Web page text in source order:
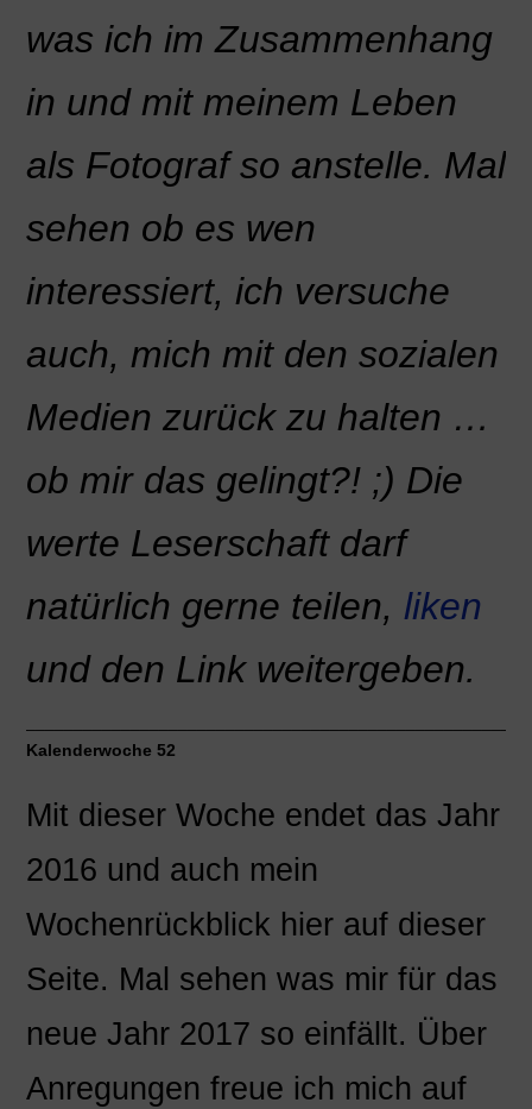
was ich im Zusammenhang
in und mit meinem Leben
als Fotograf so anstelle. Mal
sehen ob es wen
interessiert, ich versuche
auch, mich mit den sozialen
Medien zurück zu halten …
ob mir das gelingt?! ;) Die
werte Leserschaft darf
natürlich gerne teilen, liken
und den Link weitergeben.
Kalenderwoche 52
Mit dieser Woche endet das Jahr
2016 und auch mein
Wochenrückblick hier auf dieser
Seite. Mal sehen was mir für das
neue Jahr 2017 so einfällt. Über
Anregungen freue ich mich auf